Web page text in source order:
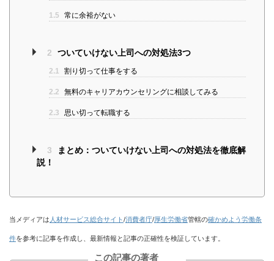
1.5 常に余裕がない
2 ついていけない上司への対処法3つ
2.1 割り切って仕事をする
2.2 無料のキャリアカウンセリングに相談してみる
2.3 思い切って転職する
3
まとめ：ついていけない上司への対処法を徹底解
説！
当メディアは 人材サービス総合サイト /消費者庁/厚生労働省管轄の確かめよう労働条
件を参考に記事を作成し、最新情報と記事の正確性を検証しています。
この記事の著者